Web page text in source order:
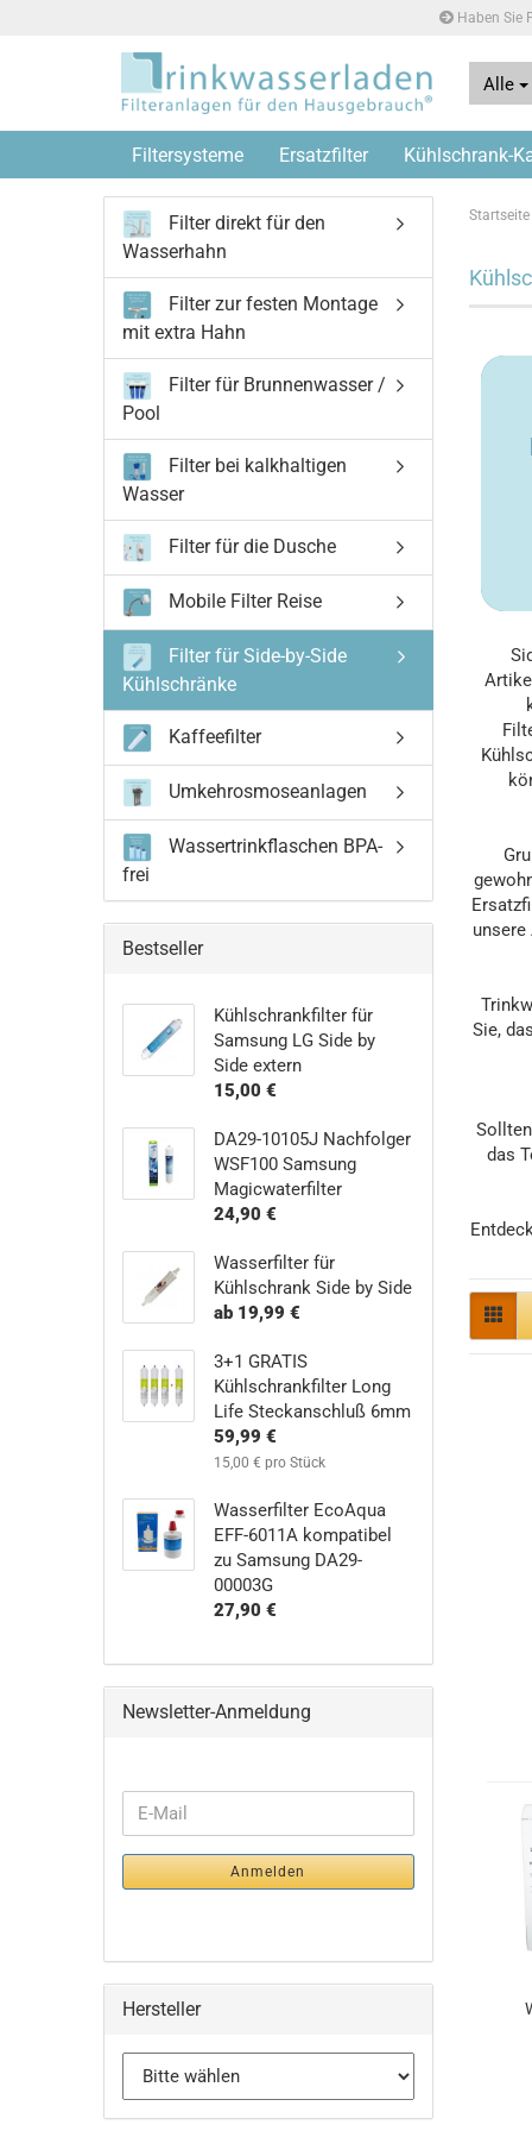
Haben Sie
Alle
Filtersysteme Ersatzfilter Kühlschrank-
Startseite
Sie,
das
Filter direkt für den
Wasserhahn
Filter zur festen Montage
mit extra Hahn
Filter für Brunnenwasser /
Pool
Filter bei kalkhaltigen
Wasser
Filter für die Dusche
Mobile Filter Reise
Filter für Side-by-Side
Kühlschränke
Kaffeefilter
Umkehrosmoseanlagen
Wassertrinkflaschen BPA-
frei
Bestseller
Kühlschrankfilter für
Samsung LG Side by
Side extern
15,00 €
DA29-10105J Nachfolger
WSF100 Samsung
Magicwaterfilter
24,90 €
Wasserfilter für
Kühlschrank Side by Side
ab 19,99 €
3+1 GRATIS
Kühlschrankfilter Long
Life Steckanschluß 6mm
59,99 €
15,00 € pro Stück
Wasserfilter EcoAqua
EFF-6011A kompatibel
zu Samsung DA29-
00003G
27,90 €
Newsletter-Anmeldung
WEITER
ZUR
NEWSLETTER-
ANMELDUNG
E-
Mail
Anmelden
Hersteller